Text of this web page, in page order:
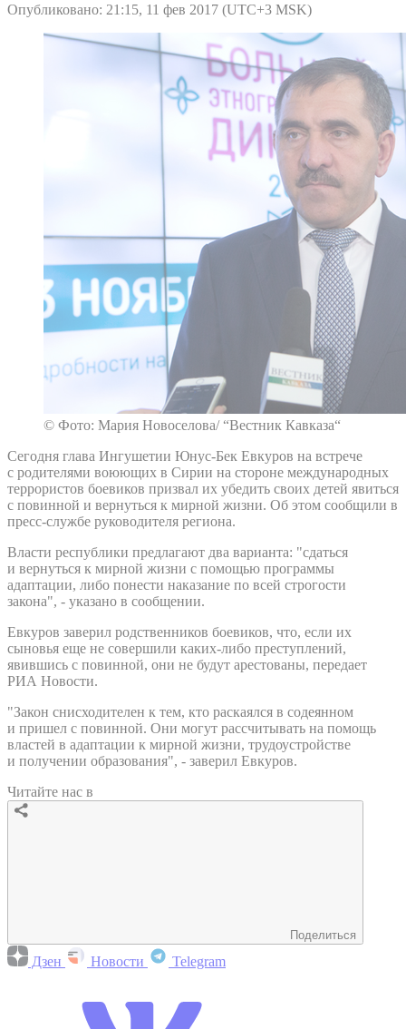
Опубликовано: 21:15, 11 фев 2017 (UTC+3 MSK)
© Фото: Мария Новоселова/ “Вестник Кавказа“
Сегодня глава Ингушетии Юнус-Бек Евкуров на встрече
с родителями воюющих в Сирии на стороне международных
террористов боевиков призвал их убедить своих детей явиться
с повинной и вернуться к мирной жизни. Об этом сообщили в
пресс-службе руководителя региона.
Власти республики предлагают два варианта: "сдаться
и вернуться к мирной жизни с помощью программы
адаптации, либо понести наказание по всей строгости
закона", - указано в сообщении.
Евкуров заверил родственников боевиков, что, если их
сыновья еще не совершили каких-либо преступлений,
явившись с повинной, они не будут арестованы, передает
РИА Новости.
"Закон снисходителен к тем, кто раскаялся в содеянном
и пришел с повинной. Они могут рассчитывать на помощь
властей в адаптации к мирной жизни, трудоустройстве
и получении образования", - заверил Евкуров.
Читайте нас в
Поделиться
Дзен Новости Telegram